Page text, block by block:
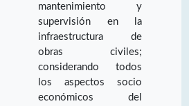
mantenimiento y
supervisión en la
infraestructura de
obras civiles;
considerando todos
los aspectos socio
económicos del